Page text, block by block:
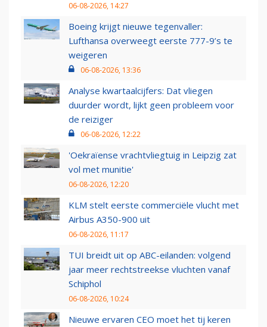
06-08-2026, 14:27
Boeing krijgt nieuwe tegenvaller:
Lufthansa overweegt eerste 777-9’s te
weigeren
06-08-2026, 13:36
Analyse kwartaalcijfers: Dat vliegen
duurder wordt, lijkt geen probleem voor
de reiziger
06-08-2026, 12:22
'Oekraïense vrachtvliegtuig in Leipzig zat
vol met munitie'
06-08-2026, 12:20
KLM stelt eerste commerciële vlucht met
Airbus A350-900 uit
06-08-2026, 11:17
TUI breidt uit op ABC-eilanden: volgend
jaar meer rechtstreekse vluchten vanaf
Schiphol
06-08-2026, 10:24
Nieuwe ervaren CEO moet het tij keren